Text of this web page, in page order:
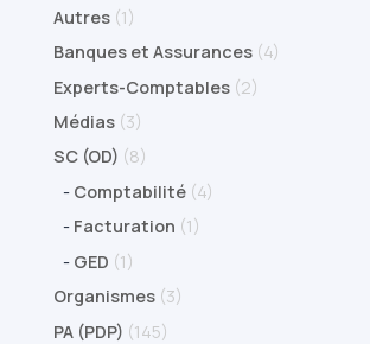
Autres (1)
Banques et Assurances (4)
Experts-Comptables (2)
Médias (3)
SC (OD) (8)
- Comptabilité (4)
- Facturation (1)
- GED (1)
Organismes (3)
PA (PDP) (145)